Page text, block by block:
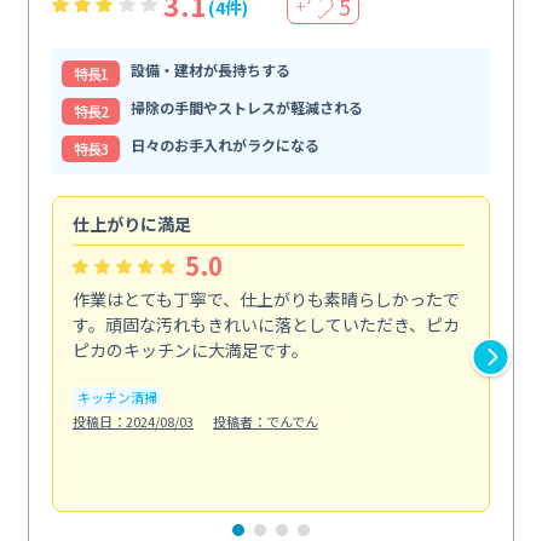
(4件) ＋ 5
特⻑1
設備・建材が長持ちする
特⻑2
掃除の手間やストレスが軽減される
特⻑3
日々のお手入れがラクになる
仕上がりに満足
5.0
作業はとても丁寧で、仕上がりも素晴らしかったで
す。頑固な汚れもきれいに落としていただき、ピカ
ピカのキッチンに大満足です。
キッチン清掃
投稿日：2024/08/03
投稿者：でんでん